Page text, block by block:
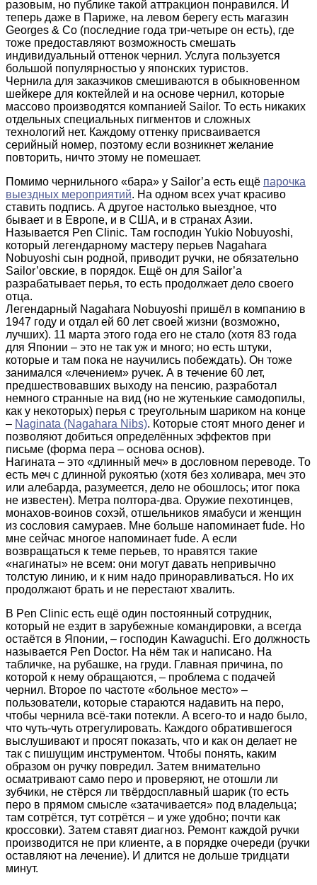
разовым, но публике такой аттракцион понравился. И
теперь даже в Париже, на левом берегу есть магазин
Georges & Co (последние года три-четыре он есть), где
тоже предоставляют возможность смешать
индивидуальный оттенок чернил. Услуга пользуется
большой популярностью у японских туристов.
Чернила для заказчиков смешиваются в обыкновенном
шейкере для коктейлей и на основе чернил, которые
массово производятся компанией Sailor. То есть никаких
отдельных специальных пигментов и сложных
технологий нет. Каждому оттенку присваивается
серийный номер, поэтому если возникнет желание
повторить, ничто этому не помешает.
Помимо чернильного «бара» у Sailor’а есть ещё парочка
выездных мероприятий. На одном всех учат красиво
ставить подпись. А другое настолько выездное, что
бывает и в Европе, и в США, и в странах Азии.
Называется Pen Clinic. Там господин Yukio Nobuyoshi,
который легендарному мастеру перьев Nagahara
Nobuyoshi сын родной, приводит ручки, не обязательно
Sailor’овские, в порядок. Ещё он для Sailor’а
разрабатывает перья, то есть продолжает дело своего
отца.
Легендарный Nagahara Nobuyoshi пришёл в компанию в
1947 году и отдал ей 60 лет своей жизни (возможно,
лучших). 11 марта этого года его не стало (хотя 83 года
для Японии – это не так уж и много; но есть штуки,
которые и там пока не научились побеждать). Он тоже
занимался «лечением» ручек. А в течение 60 лет,
предшествовавших выходу на пенсию, разработал
немного странные на вид (но не жутенькие самодопилы,
как у некоторых) перья с треугольным шариком на конце
– Naginata (Nagahara Nibs). Которые стоят много денег и
позволяют добиться определённых эффектов при
письме (форма пера – основа основ).
Нагината – это «длинный меч» в дословном переводе. То
есть меч с длинной рукоятью (хотя без холивара, меч это
или алебарда, разумеется, дело не обошлось; итог пока
не известен). Метра полтора-два. Оружие пехотинцев,
монахов-воинов сохэй, отшельников ямабуси и женщин
из сословия самураев. Мне больше напоминает fude. Но
мне сейчас многое напоминает fude. А если
возвращаться к теме перьев, то нравятся такие
«нагинаты» не всем: они могут давать непривычно
толстую линию, и к ним надо приноравливаться. Но их
продолжают брать и не перестают хвалить.
В Pen Clinic есть ещё один постоянный сотрудник,
который не ездит в зарубежные командировки, а всегда
остаётся в Японии, – господин Kawaguchi. Его должность
называется Pen Doctor. На нём так и написано. На
табличке, на рубашке, на груди. Главная причина, по
которой к нему обращаются, – проблема с подачей
чернил. Второе по частоте «больное место» –
пользователи, которые стараются надавить на перо,
чтобы чернила всё-таки потекли. А всего-то и надо было,
что чуть-чуть отрегулировать. Каждого обратившегося
выслушивают и просят показать, что и как он делает не
так с пишущим инструментом. Чтобы понять, каким
образом он ручку повредил. Затем внимательно
осматривают само перо и проверяют, не отошли ли
зубчики, не стёрся ли твёрдосплавный шарик (то есть
перо в прямом смысле «затачивается» под владельца;
там сотрётся, тут сотрётся – и уже удобно; почти как
кроссовки). Затем ставят диагноз. Ремонт каждой ручки
производится не при клиенте, а в порядке очереди (ручки
оставляют на лечение). И длится не дольше тридцати
минут.